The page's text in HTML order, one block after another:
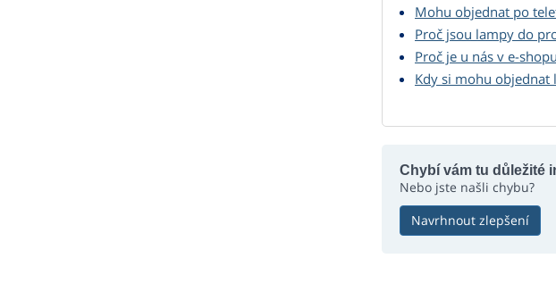
Mohu objednat po
Proč jsou lampy do
Proč je u nás v e-
Kdy si mohu objednat
Chybí vám tu důležité
Nebo jste našli chybu?
Navrhnout zlepšení